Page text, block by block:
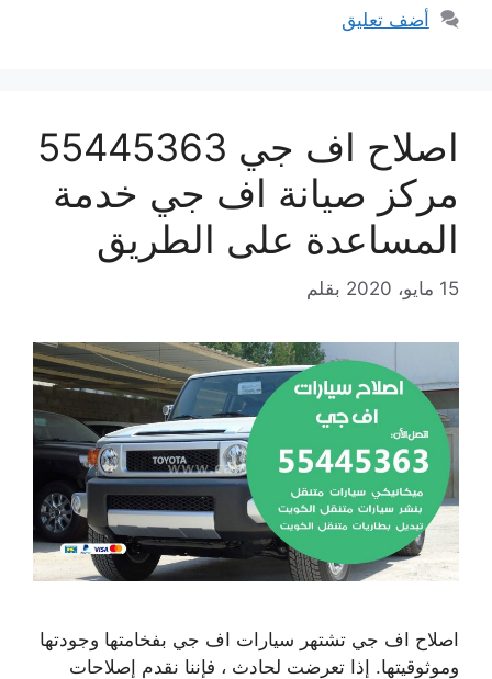
أضف تعليق
اصلاح اف جي 55445363
مركز صيانة اف جي خدمة
المساعدة على الطريق
15 مايو، 2020 بقلم
اصلاح اف جي تشتهر سيارات اف جي بفخامتها وجودتها
وموثوقيتها. إذا تعرضت لحادث ، فإننا نقدم إصلاحات